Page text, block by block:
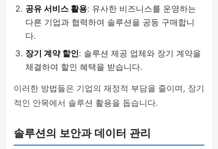
공유 서비스 활용: 유사한 비즈니스를 운영하는
다른 기업과 협력하여 솔루션을 공동 구매합니
다.
장기 계약 할인: 솔루션 제공 업체와 장기 계약을
체결하여 할인 혜택을 받습니다.
이러한 방법들은 기업의 재정적 부담을 줄이며, 장기
적인 안목에서 솔루션 활용을 돕습니다.
솔루션의 보안과 데이터 관리